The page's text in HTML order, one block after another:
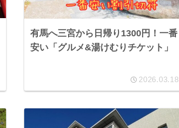
有馬へ三宮から日帰り1300円！一番
安い「グルメ&湯けむりチケット」
2026.03.18